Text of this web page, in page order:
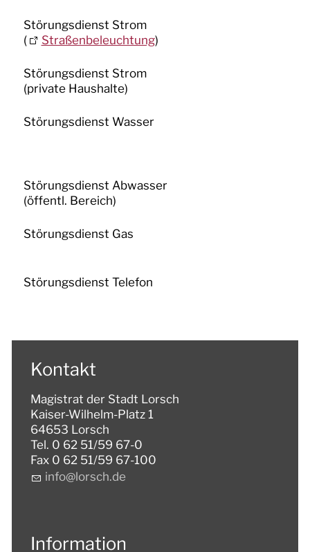
Störungsdienst Strom
(
Straßenbeleuchtung)
Störungsdienst Strom
(private Haushalte)
Störungsdienst Wasser
Störungsdienst Abwasser
(öffentl. Bereich)
Störungsdienst Gas
Störungsdienst Telefon
Kontakt
Magistrat der Stadt Lorsch
Kaiser-Wilhelm-Platz 1
64653 Lorsch
Tel. 0 62 51/59 67-0
Fax 0 62 51/59 67-100
nf
l rsch d
Information